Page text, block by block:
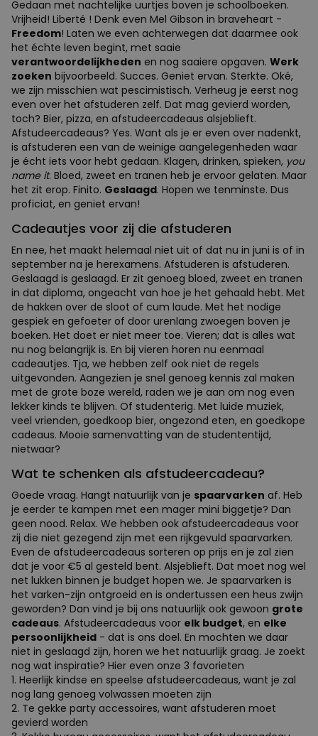
Gedaan met nachtelijke uurtjes boven je schoolboeken.
Vrijheid! Liberté ! Denk even Mel Gibson in braveheart -
Freedom! Laten we even achterwegen dat daarmee ook
het échte leven begint, met saaie
verantwoordelijkheden en nog saaiere opgaven. Werk
zoeken bijvoorbeeld. Succes. Geniet ervan. Sterkte. Oké,
we zijn misschien wat pescimistisch. Verheug je eerst nog
even over het afstuderen zelf. Dat mag gevierd worden,
toch? Bier, pizza, en afstudeercadeaus alsjeblieft.
Afstudeercadeaus? Yes. Want als je er even over nadenkt,
is afstuderen een van de weinige aangelegenheden waar
je écht iets voor hebt gedaan. Klagen, drinken, spieken, you
name it. Bloed, zweet en tranen heb je ervoor gelaten. Maar
het zit erop. Finito. Geslaagd. Hopen we tenminste. Dus
proficiat, en geniet ervan!
Cadeautjes voor zij die afstuderen
En nee, het maakt helemaal niet uit of dat nu in juni is of in
september na je herexamens. Afstuderen is afstuderen.
Geslaagd is geslaagd. Er zit genoeg bloed, zweet en tranen
in dat diploma, ongeacht van hoe je het gehaald hebt. Met
de hakken over de sloot of cum laude. Met het nodige
gespiek en gefoeter of door urenlang zwoegen boven je
boeken. Het doet er niet meer toe. Vieren; dat is alles wat
nu nog belangrijk is. En bij vieren horen nu eenmaal
cadeautjes. Tja, we hebben zelf ook niet de regels
uitgevonden. Aangezien je snel genoeg kennis zal maken
met de grote boze wereld, raden we je aan om nog even
lekker kinds te blijven. Of studenterig. Met luide muziek,
veel vrienden, goedkoop bier, ongezond eten, en goedkope
cadeaus. Mooie samenvatting van de studententijd,
nietwaar?
Wat te schenken als afstudeercadeau?
Goede vraag. Hangt natuurlijk van je spaarvarken af. Heb
je eerder te kampen met een mager mini biggetje? Dan
geen nood. Relax. We hebben ook afstudeercadeaus voor
zij die niet gezegend zijn met een rijkgevuld spaarvarken.
Even de afstudeercadeaus sorteren op prijs en je zal zien
dat je voor €5 al gesteld bent. Alsjeblieft. Dat moet nog wel
net lukken binnen je budget hopen we. Je spaarvarken is
het varken-zijn ontgroeid en is ondertussen een heus zwijn
geworden? Dan vind je bij ons natuurlijk ook gewoon grote
cadeaus. Afstudeercadeaus voor elk budget, en elke
persoonlijkheid - dat is ons doel. En mochten we daar
niet in geslaagd zijn, horen we het natuurlijk graag. Je zoekt
nog wat inspiratie? Hier even onze 3 favorieten
1. Heerlijk kindse en speelse afstudeercadeaus, want je zal
nog lang genoeg volwassen moeten zijn
2. Te gekke party accessoires, want afstuderen moet
gevierd worden